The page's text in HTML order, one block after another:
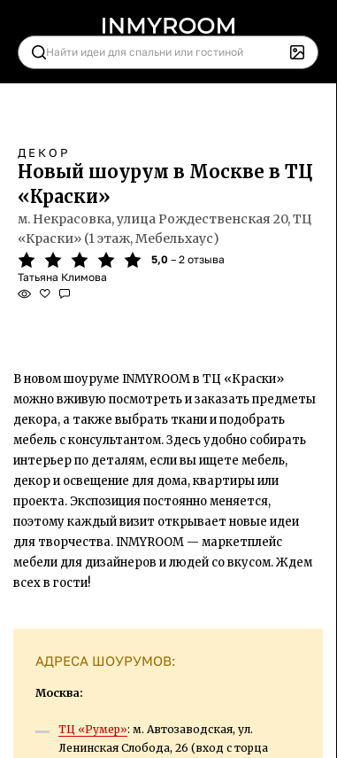
ДЕКОР
Новый шоурум в Москве в ТЦ
«Краски»
м. Некрасовка, улица Рождественская 20, ТЦ
«Краски» (1 этаж, Мебельхаус)
5,0 – 2 отзыва
Татьяна Климова
В новом шоуруме INMYROOM в ТЦ «Краски»
можно вживую посмотреть и заказать предметы
декора, а также выбрать ткани и подобрать
мебель с консультантом. Здесь удобно собирать
интерьер по деталям, если вы ищете мебель,
декор и освещение для дома, квартиры или
проекта. Экспозиция постоянно меняется,
поэтому каждый визит открывает новые идеи
для творчества. INMYROOM — маркетплейс
мебели для дизайнеров и людей со вкусом. Ждем
всех в гости!
АДРЕСА ШОУРУМОВ:
Москва:
ТЦ «Румер»: м. Автозаводская, ул.
Ленинская Слобода, 26 (вход с торца